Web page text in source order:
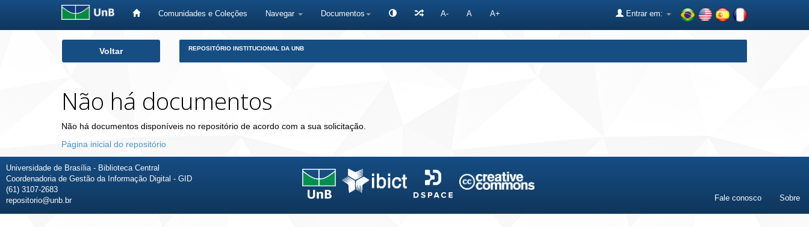
Comunidades e Coleções Navegar Documentos A- A A+ Entrar em:
Voltar REPOSITÓRIO INSTITUCIONAL DA UNB
Não há documentos
Não há documentos disponíveis no repositório de acordo com a sua solicitação.
Página inicial do repositório
Universidade de Brasília - Biblioteca Central
Coordenadoria de Gestão da Informação Digital - GID
(61) 3107-2683
repositorio@unb.br
Fale conosco Sobre